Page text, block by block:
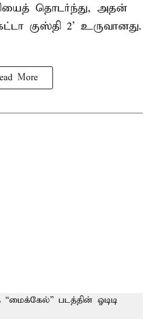
தொடர்ந்து, அதன்
குஸ்தி 2' உருவானது.
More